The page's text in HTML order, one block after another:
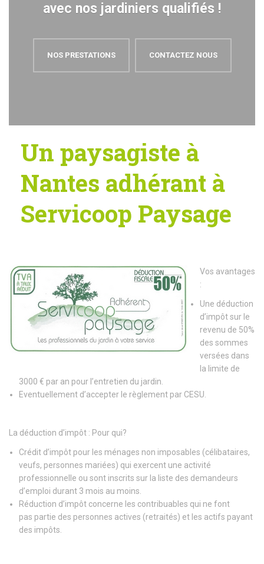
avec nos jardiniers qualifiés !
NOS PRESTATIONS CONTACTEZ NOUS
Un paysagiste à
Nantes adhérant à
Servicoop Paysage
Vos avantages
:
Une déduction
d’impôt sur le
revenu de 50%
des sommes
versées dans
la limite de
3000 € par an pour l’entretien du jardin.
Eventuellement d’accepter le règlement par CESU.
La déduction d’impôt : Pour qui?
Crédit d’impôt pour les ménages non imposables (célibataires,
veufs, personnes mariées) qui exercent une activité
professionnelle ou sont inscrits sur la liste des demandeurs
d’emploi durant 3 mois au moins.
Réduction d’impôt concerne les contribuables qui ne font
pas partie des personnes actives (retraités) et les actifs payant
des impôts.